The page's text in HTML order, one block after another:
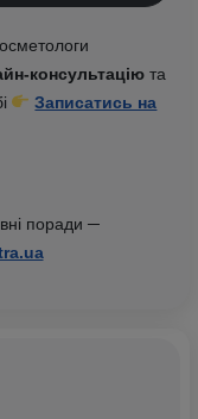
консультаціюта
Записатись на
поради ─